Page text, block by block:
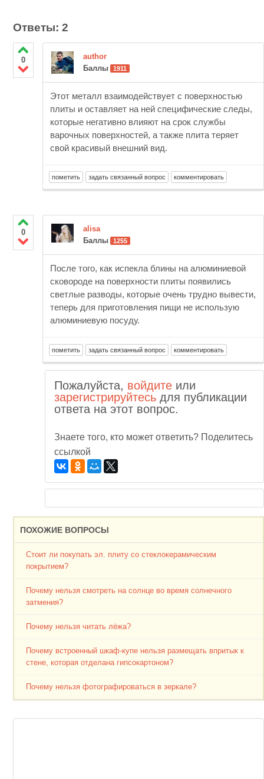
Ответы: 2
0
author
Баллы
1911
Этот металл взаимодействует с поверхностью
плиты и оставляет на ней специфические следы,
которые негативно влияют на срок службы
варочных поверхностей, а также плита теряет
свой красивый внешний вид.
0
alisa
Баллы
1255
После того, как испекла блины на алюминиевой
сковороде на поверхности плиты появились
светлые разводы, которые очень трудно вывести,
теперь для приготовления пищи не использую
алюминиевую посуду.
Пожалуйста, войдите или
зарегистрируйтесь для публикации
ответа на этот вопрос.
Знаете того, кто может ответить? Поделитесь
ссылкой
ПОХОЖИЕ ВОПРОСЫ
Стоит ли покупать эл. плиту со стеклокерамическим
покрытием?
Почему нельзя смотреть на солнце во время солнечного
затмения?
Почему нельзя читать лёжа?
Почему встроенный шкаф-купе нельзя размещать впритык к
стене, которая отделана гипсокартоном?
Почему нельзя фотографироваться в зеркале?